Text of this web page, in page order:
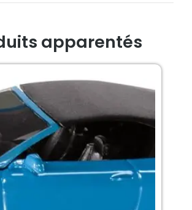
apparentés